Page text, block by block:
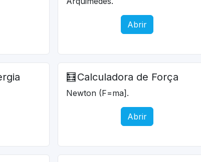
Abrir
🧮 Calculadora de Força
Newton (F=ma].
Abrir